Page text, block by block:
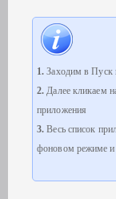
1. Заходим в Пуск
2. Далее кликаем
приложения
3. Весь список
фоновом режиме и